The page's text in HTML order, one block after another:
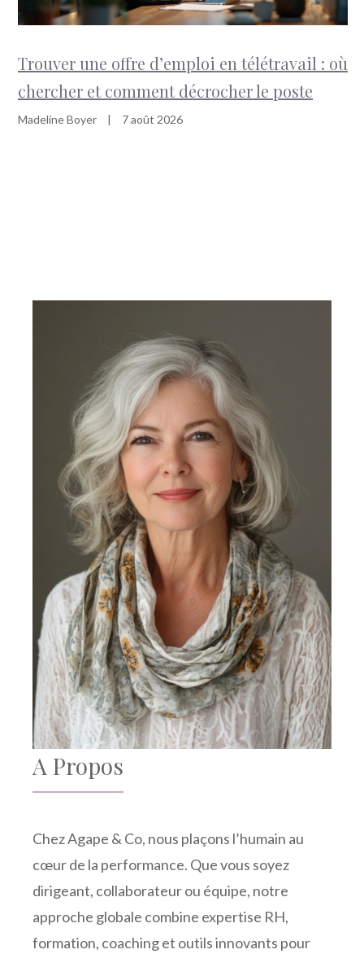
Trouver une offre d’emploi en télétravail : où
chercher et comment décrocher le poste
Madeline Boyer | 7 août 2026
A Propos
Chez Agape & Co, nous plaçons l’humain au
cœur de la performance. Que vous soyez
dirigeant, collaborateur ou équipe, notre
approche globale combine expertise RH,
formation, coaching et outils innovants pour